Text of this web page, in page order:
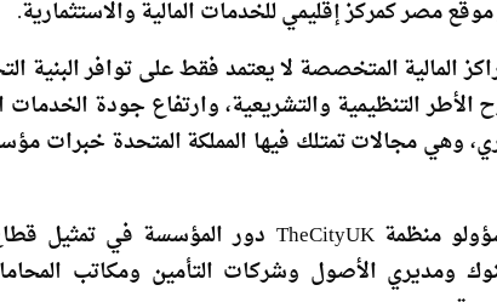
المالية المتخصصة لا يعتمد فقط على توافر البنية
التنظيمية والتشريعية، وارتفاع جودة الخدمات
وهي مجالات تمتلك فيها المملكة المتحدة خبرات
ومديري الأصول وشركات التأمين ومكاتب